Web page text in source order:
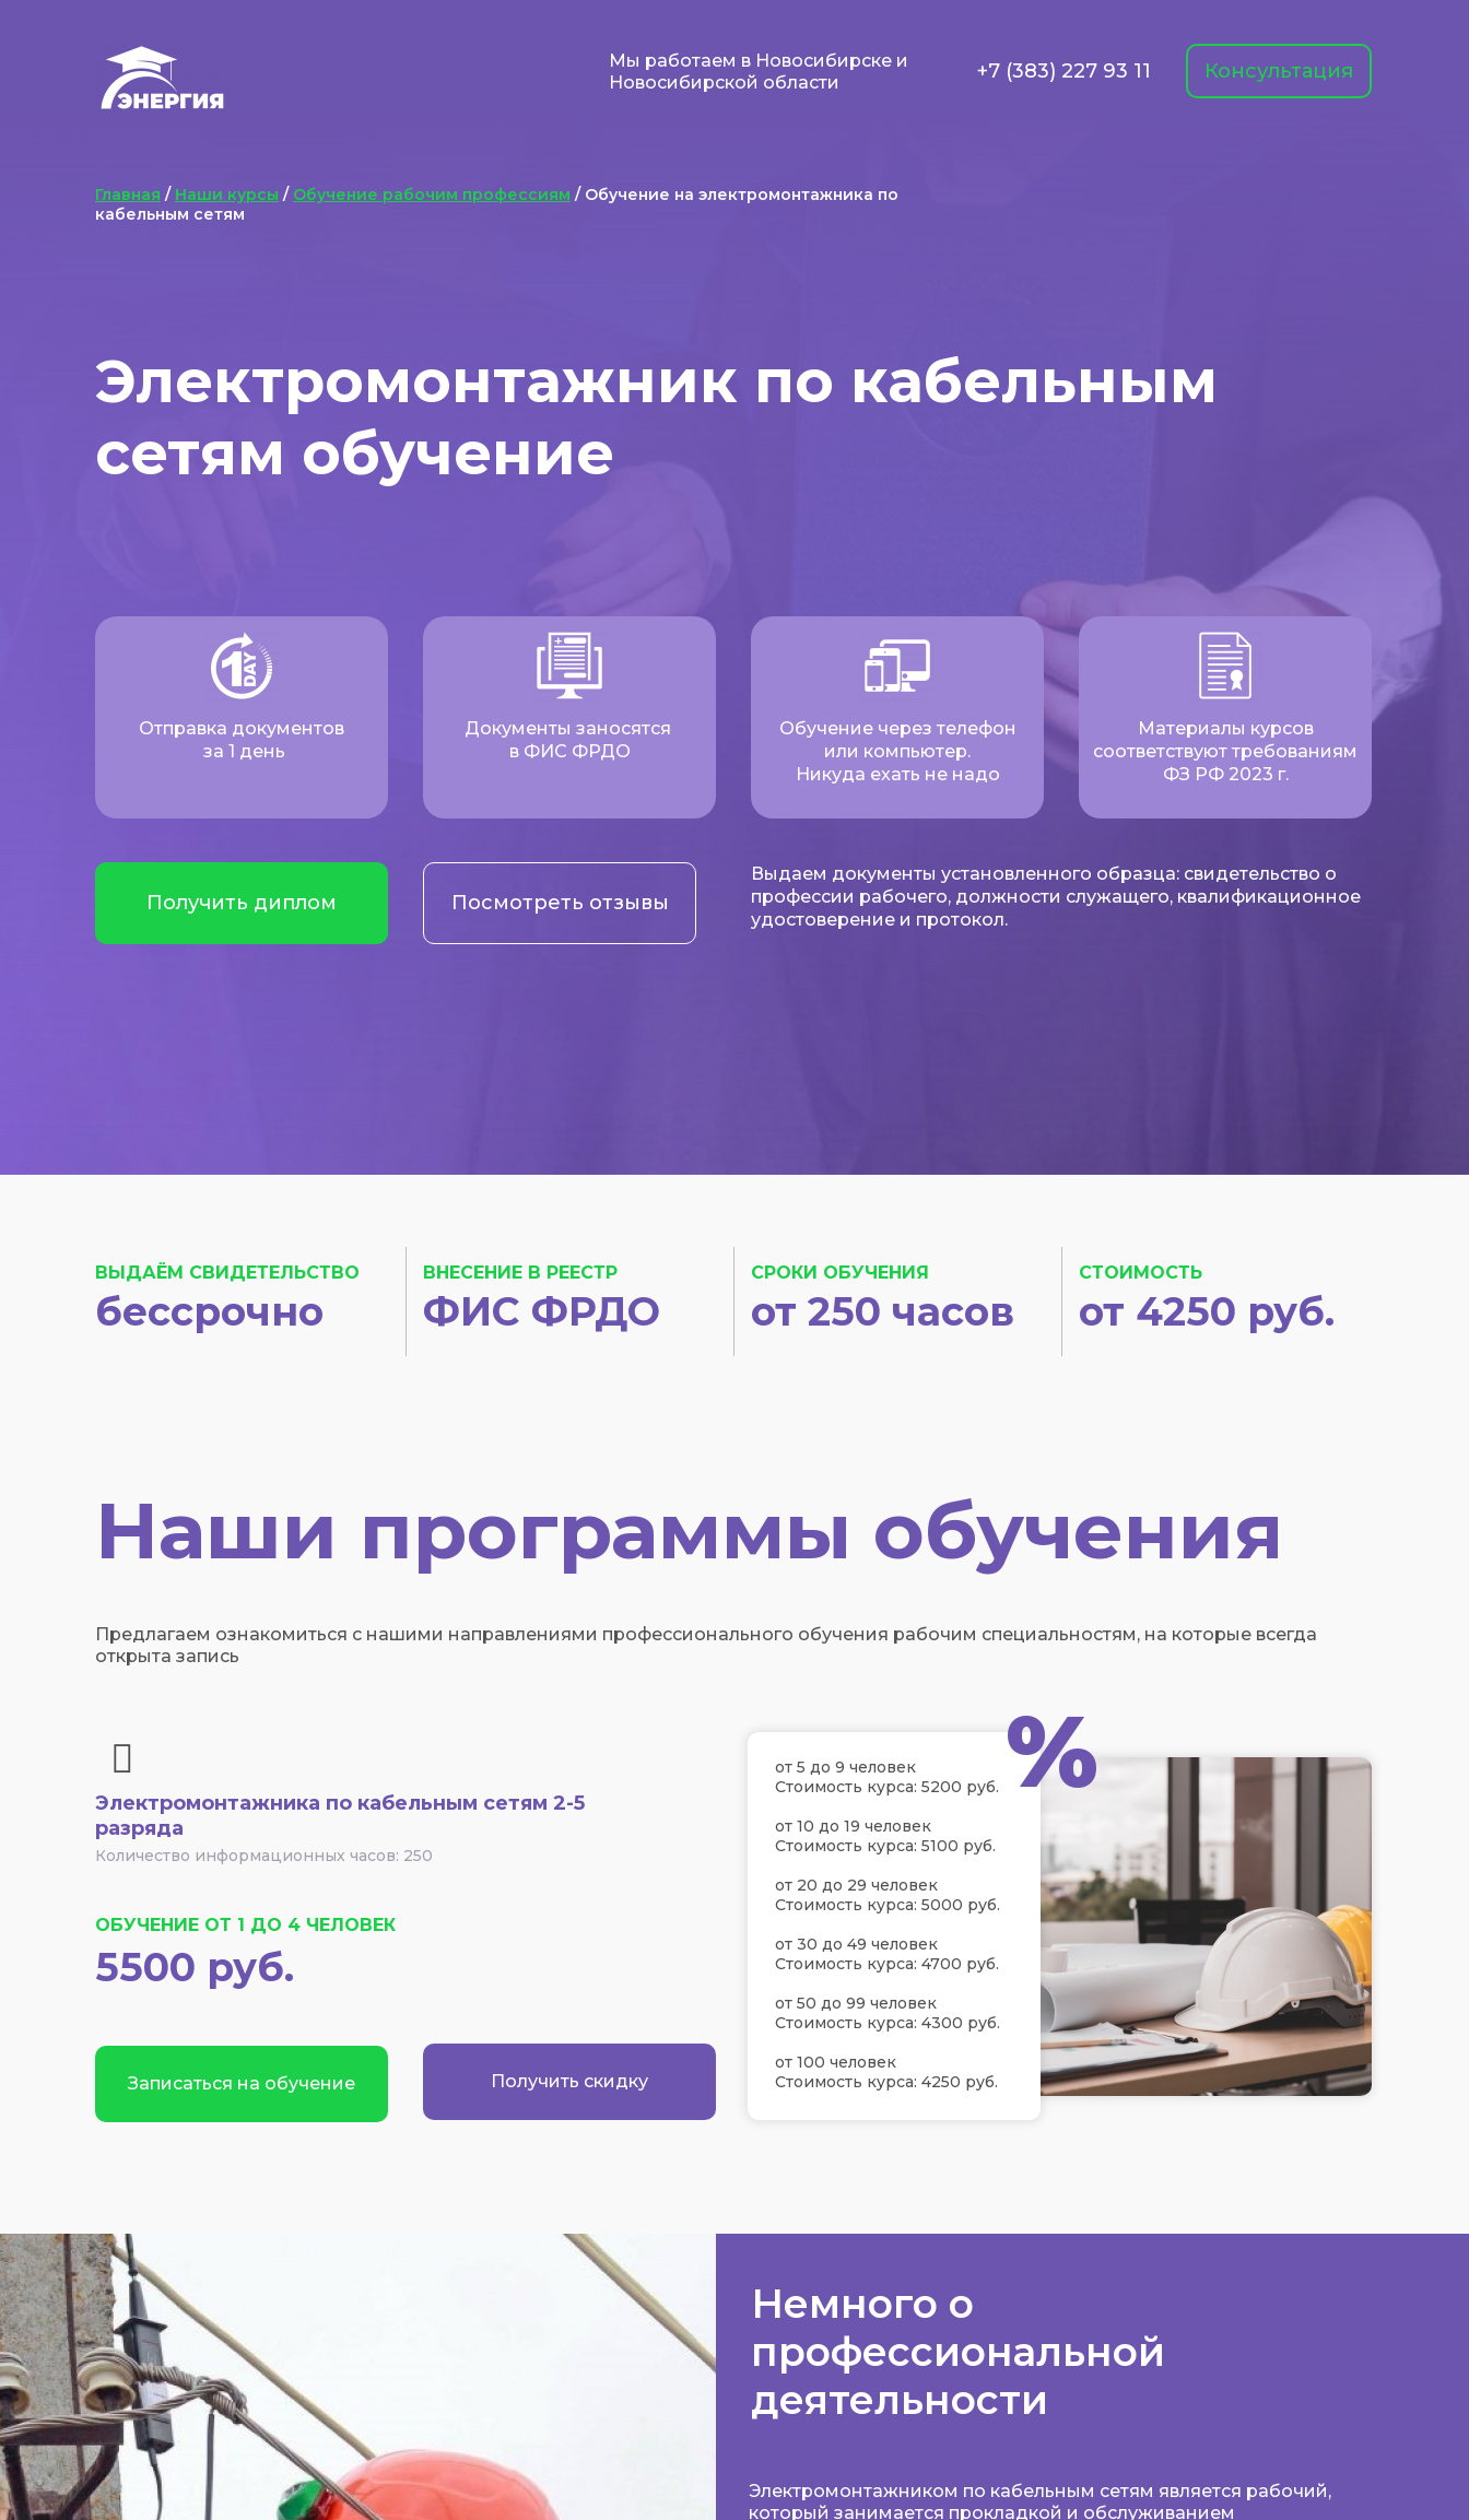
Мы работаем в Новосибирске и
Новосибирской области
+7 (383) 227 93 11 Консультация
Электромонтажник по кабельным
сетям обучение
Получить диплом
Отправка документов
за 1 день
Документы заносятся
в ФИС ФРДО
Обучение через телефон
или компьютер.
Никуда ехать не надо
Материалы курсов
соответствуют требованиям
ФЗ РФ 2023 г.
Главная / Наши курсы / Обучение рабочим профессиям / Обучение на электромонтажника по
кабельным сетям
Посмотреть отзывы
Выдаем документы установленного образца: свидетельство о
профессии рабочего, должности служащего, квалификационное
удостоверение и протокол.
ВЫДАЁМ СВИДЕТЕЛЬСТВО
бессрочно
ВНЕСЕНИЕ В РЕЕСТР
ФИС ФРДО
СРОКИ ОБУЧЕНИЯ СТОИМОСТЬ
от 250 часов от 4250 руб.
Наши программы обучения
Предлагаем ознакомиться с нашими направлениями профессионального обучения рабочим специальностям, на которые всегда
открыта запись
Электромонтажника по кабельным сетям 2-5
разряда
Количество информационных часов: 250
Записаться на обучение
ОБУЧЕНИЕ ОТ 1 ДО 4 ЧЕЛОВЕК
5500 руб.
от 5 до 9 человек
Стоимость курса: 5200 руб.
от 10 до 19 человек
Стоимость курса: 5100 руб.
от 20 до 29 человек
Стоимость курса: 5000 руб.
от 30 до 49 человек
Стоимость курса: 4700 руб.
от 50 до 99 человек
Стоимость курса: 4300 руб.
от 100 человек
Стоимость курса: 4250 руб.
Получить скидку
%
Немного о
профессиональной
деятельности
Электромонтажником по кабельным сетям является рабочий,
который занимается прокладкой и обслуживанием